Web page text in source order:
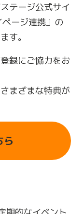
テージ公式サイ
ージ連携』の
す。
録にご協力をお
まざまな特典が
ら